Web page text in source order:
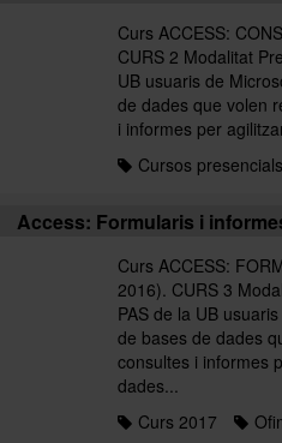
Curs ACCESS:
CURS 2 Modalitat
UB usuaris de
de dades que volen
i informes per
Cursos presencials
Access: Formularis i
Curs ACCESS:
2016). CURS 3
PAS de la UB
de bases de dades
consultes i informes
dades...
Curs 2017